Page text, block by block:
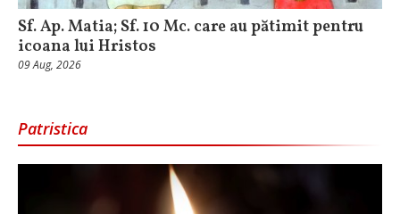
Sf. Ap. Matia; Sf. 10 Mc. care au pătimit pentru
icoana lui Hristos
09 Aug, 2026
Patristica